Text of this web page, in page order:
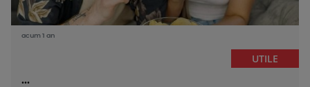
acum 1 an
UTILE
...